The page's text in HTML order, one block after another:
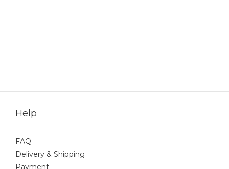
Help
FAQ
Delivery & Shipping
Payment